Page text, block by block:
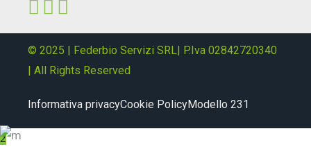
© 2025 | Federbio Servizi SRL| P.Iva 02842720340
| All Rights Reserved
Informativa privacyCookie PolicyModello 231